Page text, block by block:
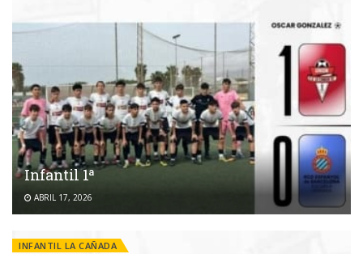
Infantil 1ª
ABRIL 17, 2026
INFANTIL LA CAÑADA